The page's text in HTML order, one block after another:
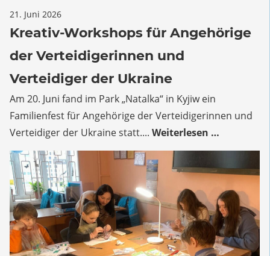
21. Juni 2026
Kreativ-
Workshops
für
der
Verteidigerinnen
und
Verteidiger
Ukraine
Kreativ-Workshops für Angehörige
der Verteidigerinnen und
Verteidiger der Ukraine
Am 20. Juni fand im Park „Natalka“ in Kyjiw ein
Familienfest für Angehörige der Verteidigerinnen und
Verteidiger der Ukraine statt.... Weiterlesen …